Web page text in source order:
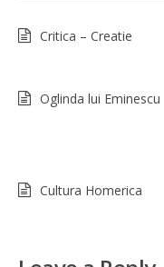
Critica – Creatie
Oglinda lui Eminescu
Cultura Homerica